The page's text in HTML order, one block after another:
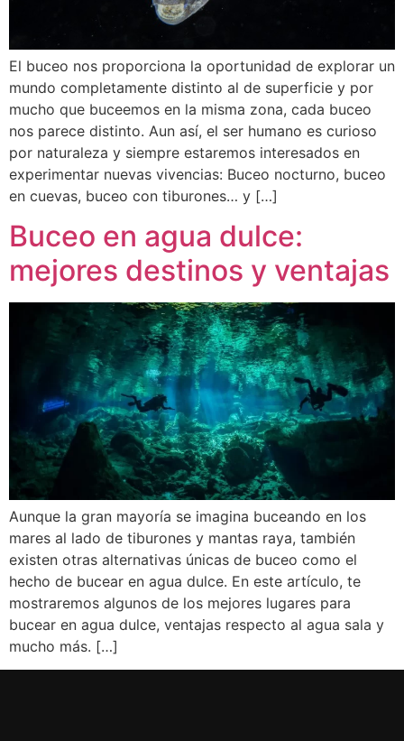
El buceo nos proporciona la oportunidad de explorar un
mundo completamente distinto al de superficie y por
mucho que buceemos en la misma zona, cada buceo
nos parece distinto. Aun así, el ser humano es curioso
por naturaleza y siempre estaremos interesados en
experimentar nuevas vivencias: Buceo nocturno, buceo
en cuevas, buceo con tiburones… y […]
Buceo en agua dulce:
mejores destinos y ventajas
Aunque la gran mayoría se imagina buceando en los
mares al lado de tiburones y mantas raya, también
existen otras alternativas únicas de buceo como el
hecho de bucear en agua dulce. En este artículo, te
mostraremos algunos de los mejores lugares para
bucear en agua dulce, ventajas respecto al agua sala y
mucho más. […]